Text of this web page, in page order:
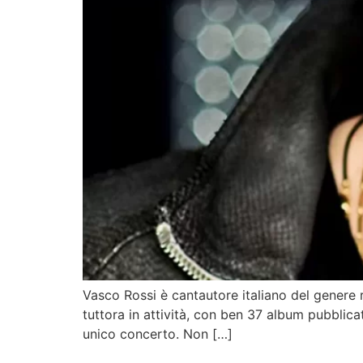
Vasco Rossi è cantautore italiano del
tuttora in attività, con ben 37 album
unico concerto. Non […]